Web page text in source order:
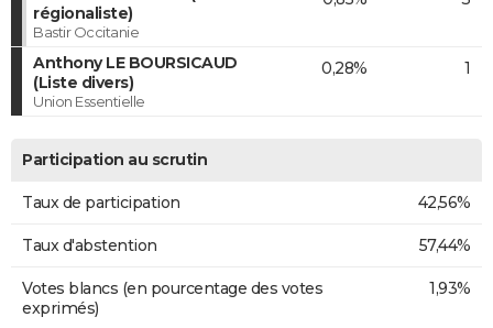
régionaliste)
Bastir Occitanie
Anthony LE BOURSICAUD
(Liste divers)
Union Essentielle
0,28% 1
Participation au scrutin
Taux de participation 42,56%
Taux d'abstention 57,44%
Votes blancs (en pourcentage des votes
exprimés)
1,93%